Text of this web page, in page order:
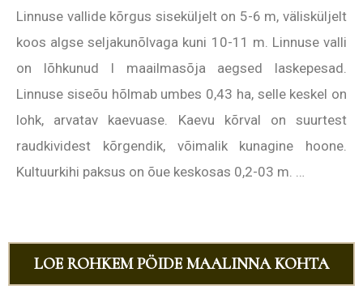
Linnuse vallide kõrgus siseküljelt on 5-6 m, välisküljelt
koos algse seljakunõlvaga kuni 10-11 m. Linnuse valli
on lõhkunud I maailmasõja aegsed laskepesad.
Linnuse siseõu hõlmab umbes 0,43 ha, selle keskel on
lohk, arvatav kaevuase. Kaevu kõrval on suurtest
raudkividest kõrgendik, võimalik kunagine hoone.
Kultuurkihi paksus on õue keskosas 0,2-03 m. …
LOE ROHKEM PÖIDE MAALINNA KOHTA